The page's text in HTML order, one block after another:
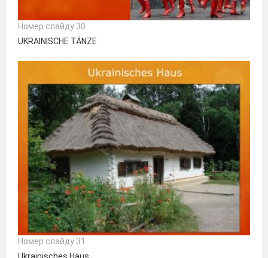
Номер слайду 30
UKRAINISCHE TÄNZE
Номер слайду 31